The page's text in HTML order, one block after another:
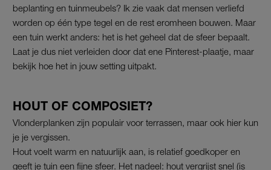
beplanting en tuinmeubels? Ik zie vaak dat mensen verliefd
worden op één type tegel en de rest eromheen bouwen. Maar
een tuin werkt anders: het is het geheel dat de sfeer bepaalt.
Laat je dus niet verleiden door dat ene Pinterest-plaatje, maar
bekijk hoe het in jouw setting uitpakt.
HOUT OF COMPOSIET?
Vlonderplanken zijn populair voor terrassen, maar ook hier kun
je je vergissen.
Hout voelt warm en natuurlijk aan, is relatief goedkoper en
geeft je tuin een fijne sfeer. Het nadeel: hout vergrijst snel (is